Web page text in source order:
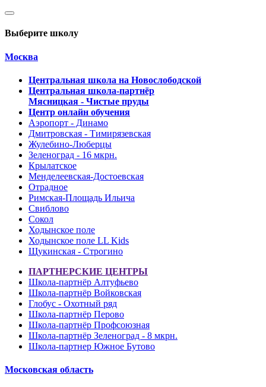
Выберите школу
Москва
Центральная школа на Новослободской
Центральная школа-партнёр
Мясницкая - Чистые пруды
Центр онлайн обучения
Аэропорт - Динамо
Дмитровская - Тимирязевская
Жулебино-Люберцы
Зеленоград - 16 мкрн.
Крылатское
Менделеевская-Достоевская
Отрадное
Римская-Площадь Ильича
Свиблово
Сокол
Ходынское поле
Ходынское поле LL Kids
Щукинская - Строгино
ПАРТНЕРСКИЕ ЦЕНТРЫ
Школа-партнёр Алтуфьево
Школа-партнёр Войковская
Глобус - Охотный ряд
Школа-партнёр Перово
Школа-партнёр Профсоюзная
Школа-партнёр Зеленоград - 8 мкрн.
Школа-партнер Южное Бутово
Московская область